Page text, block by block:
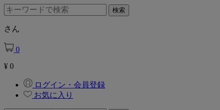
さん
0
¥ 0
ログイン・会員登録
お気に入り